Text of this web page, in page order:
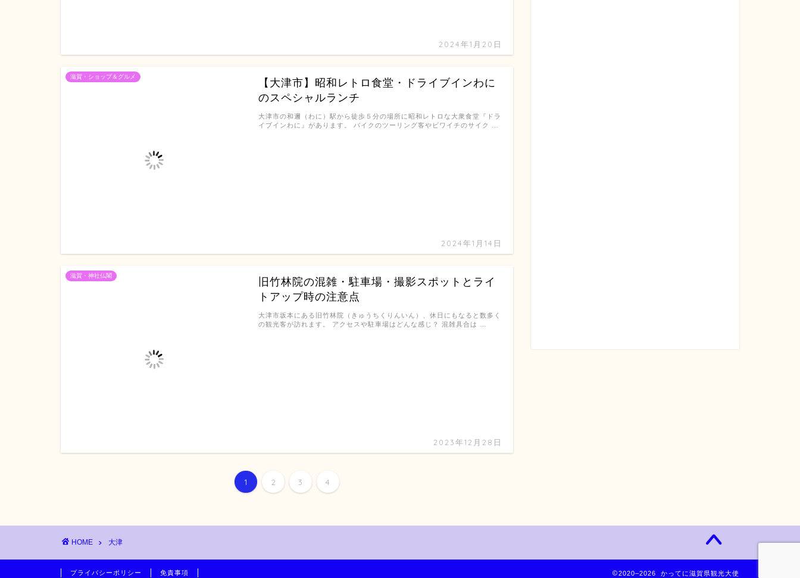
2024年1月20日
滋賀・ショップ＆グルメ
【大津市】昭和レトロ食堂・ドライブインわに
のスペシャルランチ
2024年1月14日
大津市の和邇（わに）駅から徒歩５分の場所に昭和レトロな大衆食堂『ドラ
イブインわに』があります。 バイクのツーリング客やビワイチのサイク …
滋賀・神社仏閣
旧竹林院の混雑・駐車場・撮影スポットとライ
トアップ時の注意点
2023年12月28日
大津市坂本にある旧竹林院（きゅうちくりんいん）、休日にもなると数多く
の観光客が訪れます。 アクセスや駐車場はどんな感じ？ 混雑具合は …
1 2 3 4
HOME 大津
プライバシーポリシー 免責事項 2020–2026 かってに滋賀県観光大使